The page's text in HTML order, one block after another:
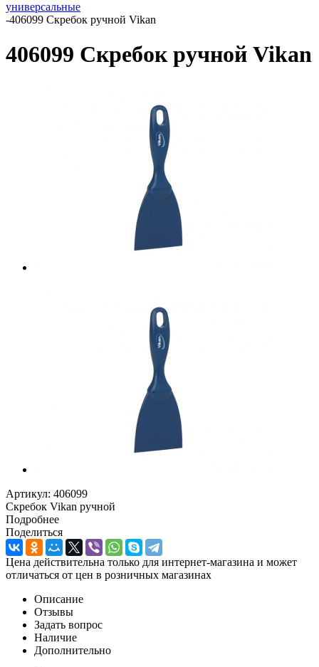
универсальные
-406099 Скребок ручной Vikan
406099 Скребок ручной Vikan
Артикул: 406099
Скребок Vikan ручной
Подробнее
Поделиться
Цена действительна только для интернет-магазина и может
отличаться от цен в розничных магазинах
Описание
Отзывы
Задать вопрос
Наличие
Дополнительно